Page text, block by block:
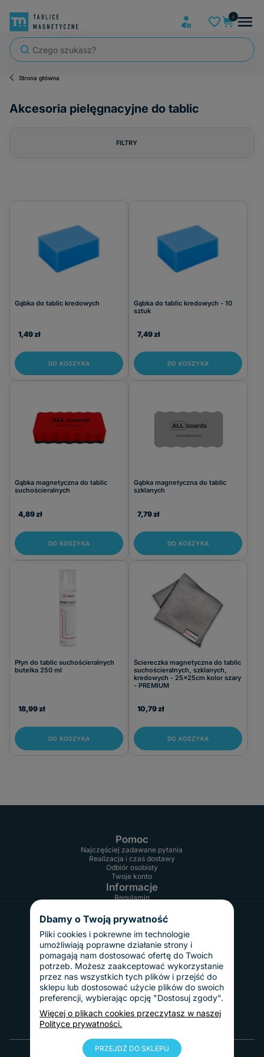
Strona główna
Akcesoria pielęgnacyjne do tablic
FILTRY
Gąbka do tablic kredowych
1,49 zł
DO KOSZYKA
Gąbka do tablic kredowych - 10
sztuk
7,49 zł
DO KOSZYKA
Gąbka magnetyczna do tablic
suchościeralnych
4,89 zł
DO KOSZYKA
Gąbka magnetyczna do tablic
szklanych
7,79 zł
DO KOSZYKA
Płyn do tablic suchościeralnych
butelka 250 ml
18,99 zł
DO KOSZYKA
Ściereczka magnetyczna do tablic
suchościeralnych, szklanych,
kredowych - 25x25cm kolor szary
- PREMIUM
10,79 zł
DO KOSZYKA
Pomoc
Najczęściej zadawane pytania
Realizacja i czas dostawy
Odbiór osobisty
Twoje konto
Informacje
Regulamin
Gwarancja
Polityka prywatności
Dostawy i płatności
Koszty dostawy
InPost Pay
Sposoby płatności
O nas
Kontakt
Informacje o firmie
Nasze realizacje
Blog
© 2010 - 2025 Tablice Magnetyczne
Dbamy o Twoją prywatność
Pliki cookies i pokrewne im technologie
umożliwiają poprawne działanie strony i
pomagają nam dostosować ofertę do Twoich
potrzeb. Możesz zaakceptować wykorzystanie
przez nas wszystkich tych plików i przejść do
sklepu lub dostosować użycie plików do swoich
preferencji, wybierając opcję "Dostosuj zgody".
Więcej o plikach cookies przeczytasz w naszej
Polityce prywatności.
PRZEJDŹ DO SKLEPU